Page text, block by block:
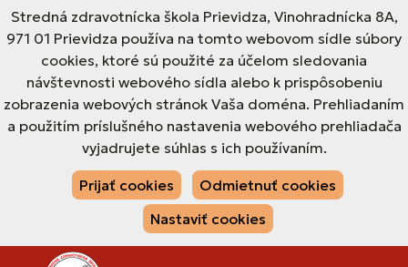
Stredná zdravotnícka škola Prievidza, Vinohradnícka 8A,
971 01 Prievidza používa na tomto webovom sídle súbory
cookies, ktoré sú použité za účelom sledovania
návštevnosti webového sídla alebo k prispôsobeniu
zobrazenia webových stránok Vaša doména. Prehliadaním
a použitím príslušného nastavenia webového prehliadača
vyjadrujete súhlas s ich používaním.
Prijať cookies
Odmietnuť cookies
Nastaviť cookies